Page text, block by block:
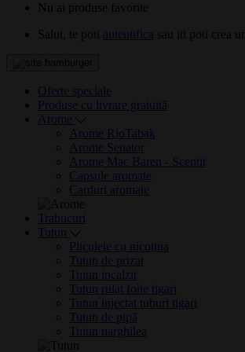
Nu ai produse favorite
Salut, te poti autentifica sau iti poti crea un
Oferte speciale
Produse cu livrare gratuită
Arome
Arome RioTabak
Arome Senator
Arome Mac Baren - Scentit
Capsule aromate
Carduri aromate
Trabucuri
Tutun
Pliculete cu nicotina
Tutun de prizat
Tutun incalzit
Tutun rulat foite tigari
Tutun injectat tuburi tigari
Tutun de pipă
Tutun narghilea